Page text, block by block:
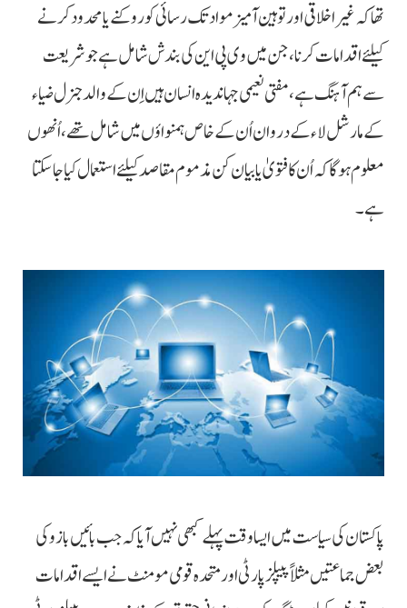
تھا کہ غیر اخلاقی اور توہین آمیز مواد تک رسائی کو روکنے یا محدود کرنے
کیلئے اقدامات کرنا، جن میں وی پی این کی بندش شامل ہے جو شریعت
سے ہم آہنگ ہے، مفتی نعیمی جہاندیدہ انسان ہیں اِن کے والد جنرل ضیاء
کے مارشل لاء کے دروان اُن کے خاص ہمنواؤں میں شامل تھے، اُنھوں
معلوم ہوگا کہ اُن کا فتویٰ یا بیان کن مذموم مقاصد کیلئے استعمال کیا جاسکتا
ہے۔
پاکستان کی سیاست میں ایسا وقت پہلے کبھی نہیں آیا کہ جب بائیں بازو کی
بعض جماعتیں مثلاً پیپلزپارٹی اور متحدہ قومی مومنٹ نے ایسے اقدامات